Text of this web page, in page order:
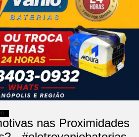
nas Proximidades